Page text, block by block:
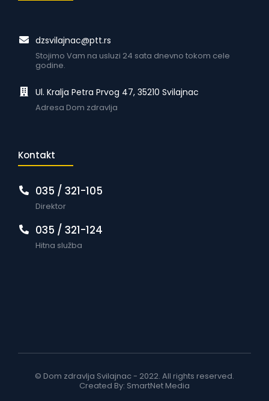
dzsvilajnac@ptt.rs
Stojimo Vam na usluzi 24 sata dnevno tokom cele
godine.
Ul. Kralja Petra Prvog 47, 35210 Svilajnac
Adresa Dom zdravlja
Kontakt
035 / 321-105
Direktor
035 / 321-124
Hitna služba
© Dom zdravlja Svilajnac - 2022. All rights reserved.
Created By: SmartNet Media